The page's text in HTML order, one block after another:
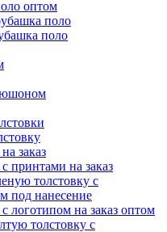
оптом
поло
поло
заказ
принтами на заказ
толстовку с
под нанесение
логотипом на заказ оптом
толстовку с